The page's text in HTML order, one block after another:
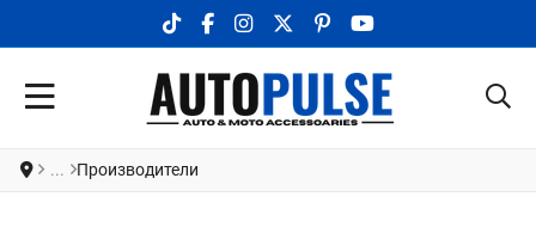
TIKTOK SOCIAL LINK
FACEBOOK SOCIAL LINK
INSTAGRAM SOCIAL LINK
X.COM SOCIAL LINK
PINTEREST SOCIAL LINK
YOUTUBE SOCIAL
Производители